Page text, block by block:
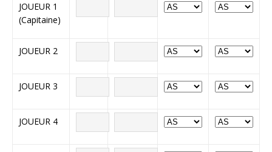
JOUEUR 1
(Capitaine)
JOUEUR 2
JOUEUR 3
JOUEUR 4